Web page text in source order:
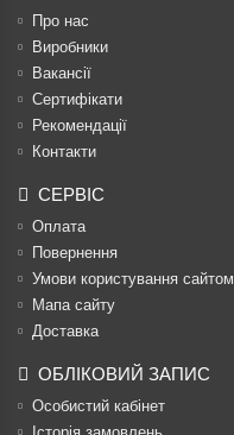
Про нас
Виробники
Вакансії
Сертифікати
Рекомендації
Контакти
СЕРВІС
Оплата
Повернення
Умови користування сайтом
Мапа сайту
Доставка
ОБЛІКОВИЙ ЗАПИС
Особистий кабінет